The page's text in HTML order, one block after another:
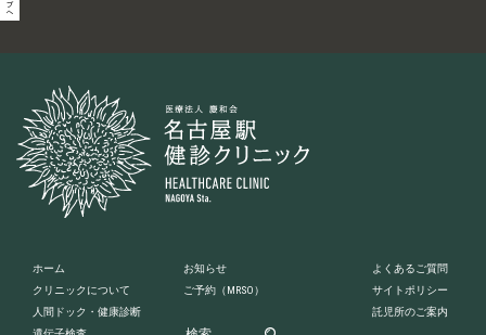
ホーム
クリニックについて
人間ドック・健康診断
お知らせ
ご予約 （MRSO）
よくあるご質問
サイトポリシー
託児所のご案内